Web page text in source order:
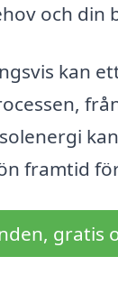
och din
kan
framtid
gratis